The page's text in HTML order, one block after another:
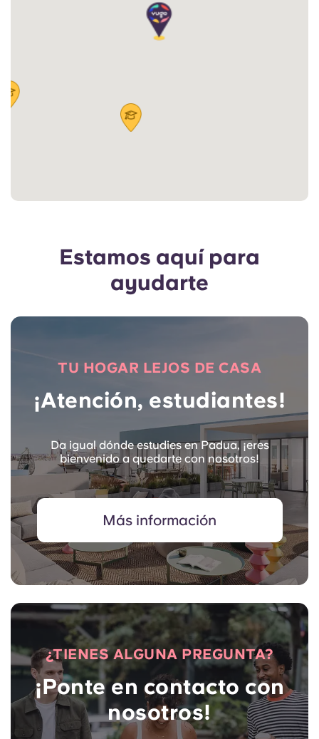
Estamos aquí para
ayudarte
TU HOGAR LEJOS DE CASA
¡Atención, estudiantes!
Da igual dónde estudies en Padua, ¡eres
bienvenido a quedarte con nosotros!
Más información
¿TIENES ALGUNA PREGUNTA?
¡Ponte en contacto con
nosotros!